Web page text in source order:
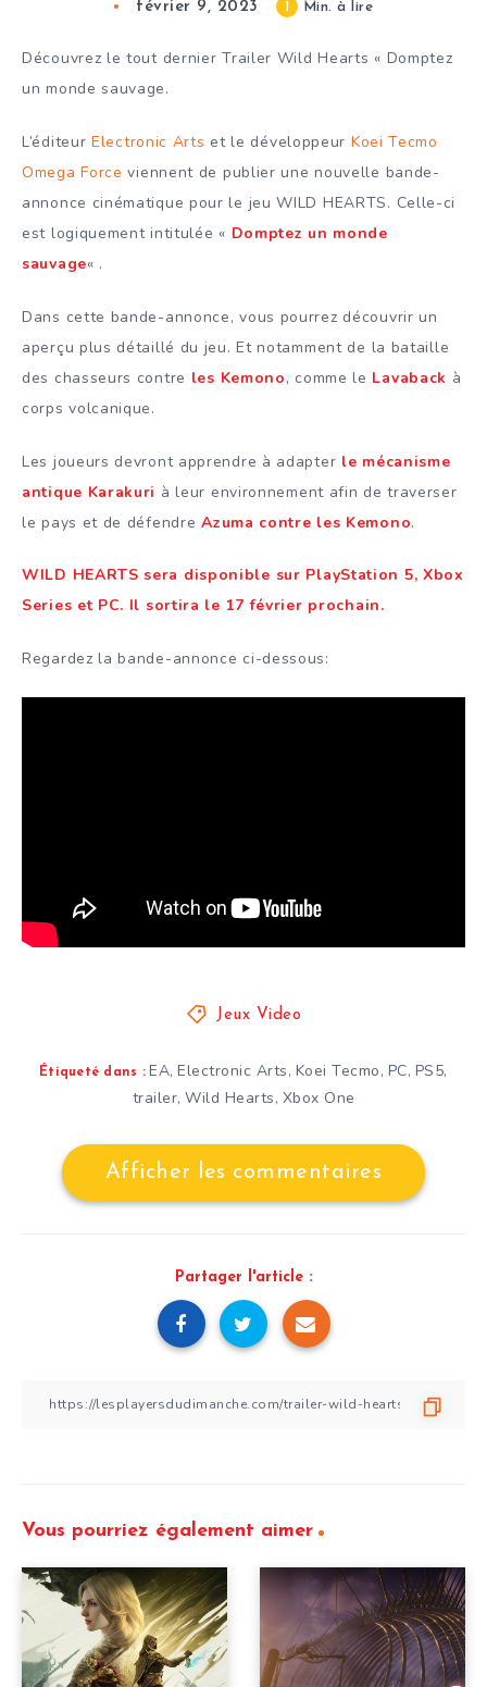
février 9, 2023 1 Min. à lire
Découvrez le tout dernier Trailer Wild Hearts « Domptez
un monde sauvage.
L’éditeur Electronic Arts et le développeur Koei Tecmo
Omega Force viennent de publier une nouvelle bande-
annonce cinématique pour le jeu WILD HEARTS. Celle-ci
est logiquement intitulée « Domptez un monde
sauvage« .
Dans cette bande-annonce, vous pourrez découvrir un
aperçu plus détaillé du jeu. Et notamment de la bataille
des chasseurs contre les Kemono, comme le Lavaback à
corps volcanique.
Les joueurs devront apprendre à adapter le mécanisme
antique Karakuri à leur environnement afin de traverser
le pays et de défendre Azuma contre les Kemono.
WILD HEARTS sera disponible sur PlayStation 5, Xbox
Series et PC. Il sortira le 17 février prochain.
Regardez la bande-annonce ci-dessous:
Jeux Video
Étiqueté dans : EA,Electronic Arts, Koei Tecmo, PC, PS5,
trailer, Wild Hearts, Xbox One
Afficher les commentaires
Partager l'article :
Vous pourriez également aimer